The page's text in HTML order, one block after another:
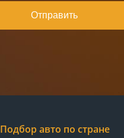
Отправить
Подбор авто по стране